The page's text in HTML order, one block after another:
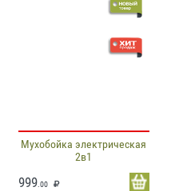
Мухобойка электрическая
2в1
999.00